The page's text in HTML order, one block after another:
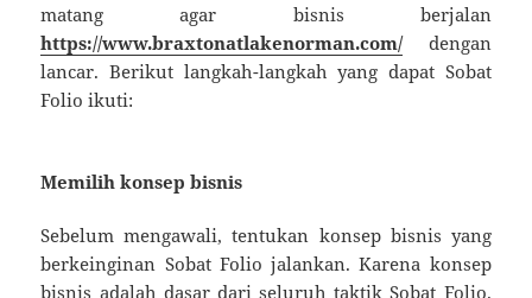
matang agar bisnis berjalan
https://www.braxtonatlakenorman.com/dengan
lancar. Berikut langkah-langkah yang dapat Sobat
Folio ikuti:
Memilih konsep bisnis
Sebelum mengawali, tentukan konsep bisnis yang
berkeinginan Sobat Folio jalankan. Karena konsep
bisnis adalah dasar dari seluruh taktik Sobat Folio.